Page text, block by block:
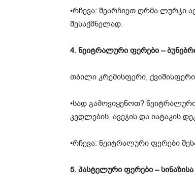
•რჩევა: შეარჩიეთ ღრმა ლურჯი
შესაქმნელად.
4. ნეიტრალური ფერები –
თბილი კრემისფერი,
•სად გამოვიყენოთ?
კედლების, ავეჯის და იატაკის
•რჩევა: ნეიტრალური ფერები
5. პასტელური ფერები –